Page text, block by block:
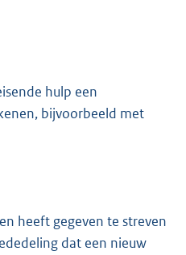
hulp een
bijvoorbeeld met
heeft gegeven te streven
dat een nieuw